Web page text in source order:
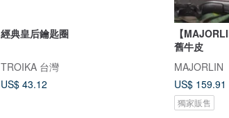
經典皇后鑰匙圈
TROIKA 台灣
US$ 43.12
【
舊牛皮
MAJORLIN
US$ 159.91
獨家販售